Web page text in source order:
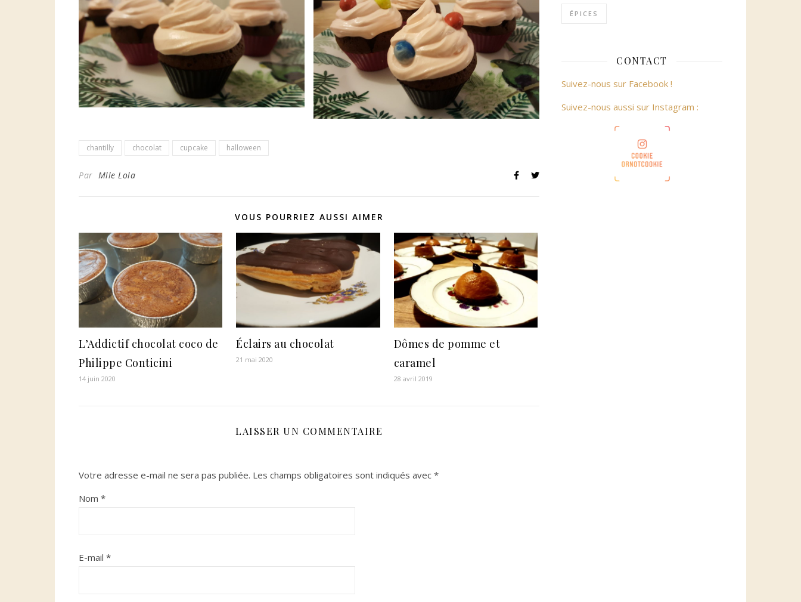
chantilly chocolat cupcake halloween
Par Mlle Lola
VOUS POURRIEZ AUSSI AIMER
L’Addictif chocolat coco de
Philippe Conticini
14 juin 2020
Éclairs au chocolat
21 mai 2020
Dômes de pomme et
caramel
28 avril 2019
LAISSER UN COMMENTAIRE
Votre adresse e-mail ne sera pas publiée. Les champs obligatoires sont indiqués avec *
Nom *
E-mail *
ÉPICES
CONTACT
Suivez-nous sur Facebook !
Suivez-nous aussi sur Instagram :